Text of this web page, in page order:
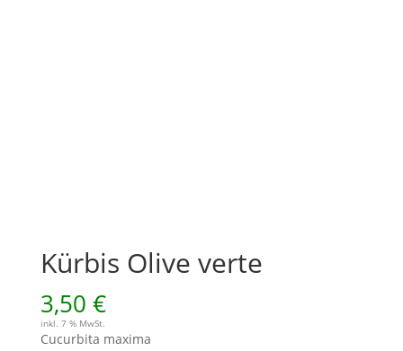
Kürbis Olive verte
3,50 €
inkl. 7 % MwSt.
Cucurbita maxima